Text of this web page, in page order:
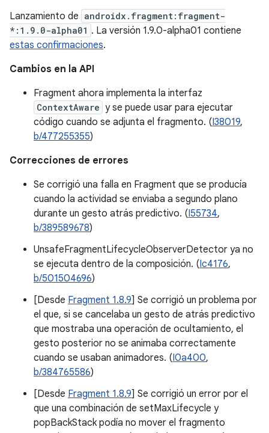
Lanzamiento de androidx.fragment:fragment-
*:1.9.0-alpha01 . La versión 1.9.0-alpha01 contiene
estas confirmaciones.
Cambios en la API
Fragment ahora implementa la interfaz
ContextAware y se puede usar para ejecutar
código cuando se adjunta el fragmento. (I38019,
b/477255355)
Correcciones de errores
Se corrigió una falla en Fragment que se producía
cuando la actividad se enviaba a segundo plano
durante un gesto atrás predictivo. (I55734,
b/389589678)
UnsafeFragmentLifecycleObserverDetector ya no
se ejecuta dentro de la composición. (Ic4176,
b/501504696)
[Desde Fragment 1.8.9] Se corrigió un problema por
el que, si se cancelaba un gesto de atrás predictivo
que mostraba una operación de ocultamiento, el
gesto posterior no se animaba correctamente
cuando se usaban animadores. (I0a400,
b/384765586)
[Desde Fragment 1.8.9] Se corrigió un error por el
que una combinación de setMaxLifecycle y
popBackStack podía no mover el fragmento